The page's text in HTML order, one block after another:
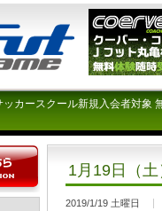
ッカースクール新規入会者対
1月19日（
2019/1/19 土曜日